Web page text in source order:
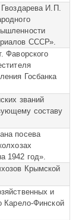
И.П.
СССР».
Фаворского
Госбанка
званий
составу
посева
1942 год».
Крымской
и
Карело-Финской